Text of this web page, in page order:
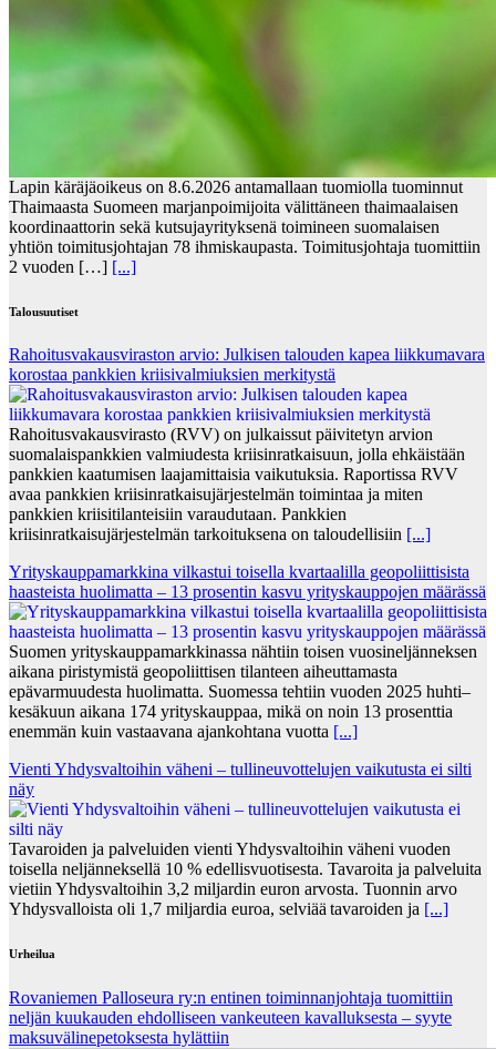
Lapin käräjäoikeus on 8.6.2026 antamallaan tuomiolla tuominnut
Thaimaasta Suomeen marjanpoimijoita välittäneen thaimaalaisen
koordinaattorin sekä kutsujayrityksenä toimineen suomalaisen
yhtiön toimitusjohtajan 78 ihmiskaupasta. Toimitusjohtaja tuomittiin
2 vuoden […] [...]
Talousuutiset
Rahoitusvakausviraston arvio: Julkisen talouden kapea liikkumavara
korostaa pankkien kriisivalmiuksien merkitystä
Rahoitusvakausvirasto (RVV) on julkaissut päivitetyn arvion
suomalaispankkien valmiudesta kriisinratkaisuun, jolla ehkäistään
pankkien kaatumisen laajamittaisia vaikutuksia. Raportissa RVV
avaa pankkien kriisinratkaisujärjestelmän toimintaa ja miten
pankkien kriisitilanteisiin varaudutaan. Pankkien
kriisinratkaisujärjestelmän tarkoituksena on taloudellisiin [...]
Yrityskauppamarkkina vilkastui toisella kvartaalilla geopoliittisista
haasteista huolimatta – 13 prosentin kasvu yrityskauppojen määrässä
Suomen yrityskauppamarkkinassa nähtiin toisen vuosineljänneksen
aikana piristymistä geopoliittisen tilanteen aiheuttamasta
epävarmuudesta huolimatta. Suomessa tehtiin vuoden 2025 huhti–
kesäkuun aikana 174 yrityskauppaa, mikä on noin 13 prosenttia
enemmän kuin vastaavana ajankohtana vuotta [...]
Vienti Yhdysvaltoihin väheni – tullineuvottelujen vaikutusta ei silti
näy
Tavaroiden ja palveluiden vienti Yhdysvaltoihin väheni vuoden
toisella neljänneksellä 10 % edellisvuotisesta. Tavaroita ja palveluita
vietiin Yhdysvaltoihin 3,2 miljardin euron arvosta. Tuonnin arvo
Yhdysvalloista oli 1,7 miljardia euroa, selviää tavaroiden ja [...]
Urheilua
Rovaniemen Palloseura ry:n entinen toiminnanjohtaja tuo­mit­tiin
neljän kuu­kau­den eh­dol­li­seen van­keu­teen ka­val­luk­ses­ta – syyte
mak­su­vä­li­ne­pe­tok­ses­ta hy­lät­tiin